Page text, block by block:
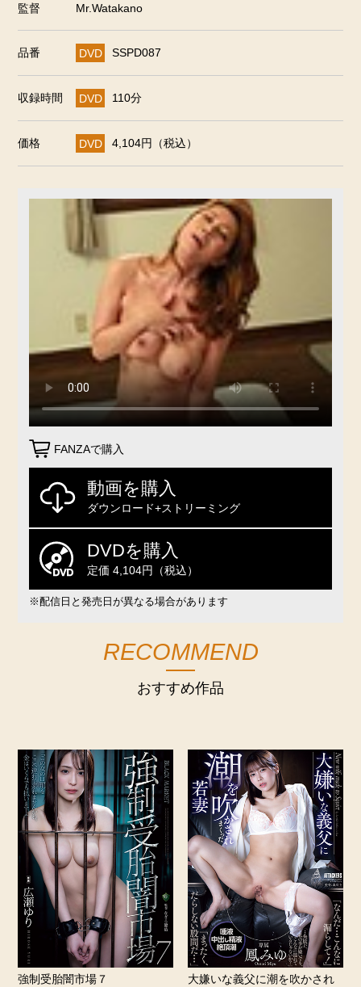
監督 Mr.Watakano
品番 DVD SSPD087
収録時間 DVD 110分
価格 DVD 4,104円（税込）
FANZAで購入
動画を購入
ダウンロード+ストリーミング
DVDを購入
定価 4,104円（税込）
※配信日と発売日が異なる場合があります
RECOMMEND
おすすめ作品
強制受胎闇市場７
大嫌いな義父に潮を吹かされ